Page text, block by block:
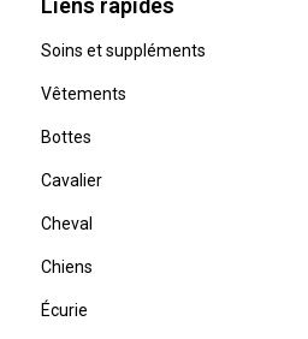
Liens rapides
Soins et suppléments
Vêtements
Bottes
Cavalier
Cheval
Chiens
Écurie